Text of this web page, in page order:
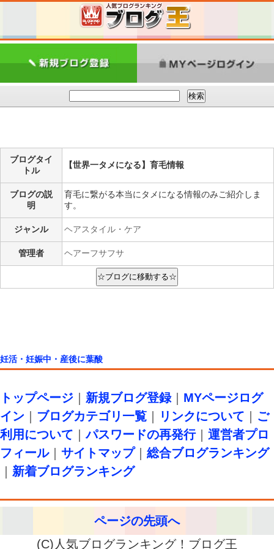
ブログタイ
トル
【世界一タメになる】育毛情報
ブログの説
明
育毛に繋がる本当にタメになる情報のみご紹介しま
す。
ジャンル ヘアスタイル・ケア
管理者 ヘアーフサフサ
妊活・妊娠中・産後に葉酸
トップページ 新規ブログ登録｜ MYページログ
イン
ブログカテゴリ一覧 リンクについて
ご
利用について ｜パスワードの再発行｜ 運営者プロ
フィール｜ サイトマップ｜ 総合ブログランキング
新着ブログランキング
ページの先頭へ
(C)人気ブログランキング！ブログ王